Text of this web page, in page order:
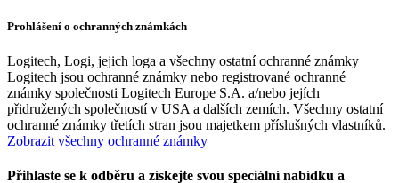
Prohlášení o ochranných známkách
Logitech, Logi, jejich loga a všechny ostatní ochranné známky
Logitech jsou ochranné známky nebo registrované ochranné
známky společnosti Logitech Europe S.A. a/nebo jejích
přidružených společností v USA a dalších zemích. Všechny ostatní
ochranné známky třetích stran jsou majetkem příslušných vlastníků.
Zobrazit všechny ochranné známky
Přihlaste se k odběru a získejte svou speciální nabídku a